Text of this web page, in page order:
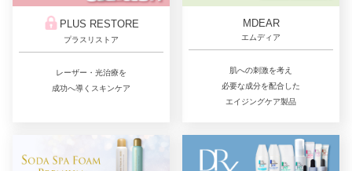
PLUS RESTORE
プラスリストア
レーザー・光治療を
成功へ導くスキンケア
MDEAR
エムディア
肌への刺激を考え
必要な成分を配合した
エイジングケア製品